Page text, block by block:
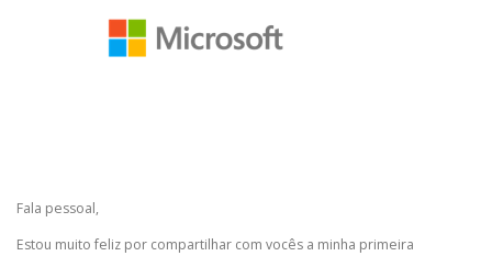
Fala pessoal,
Estou muito feliz por compartilhar com vocês a minha primeira